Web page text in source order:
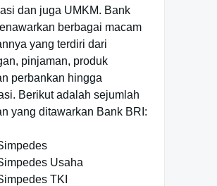
dan juga UMKM. Bank
berbagai macam
yang terdiri dari
pinjaman, produk
perbankan hingga
Berikut adalah sejumlah
yang ditawarkan Bank BRI:
Usaha
TKI